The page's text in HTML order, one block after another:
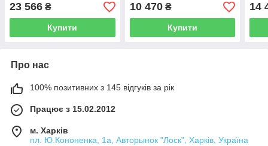
23 566 ₴
Купити
10 470₴
Купити
14
Про нас
100% позитивних з 145 відгуків за рік
Працює з 15.02.2012
м. Харків
пл. Ю.Кононенка, 1а, Авторынок "Лоск", Харків, Україна